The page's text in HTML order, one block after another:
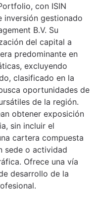
con ISIN
inversión gestionado
B.V. Su
del capital a
predominante en
excluyendo
clasificado en la
oportunidades de
de la región.
obtener exposición
sin incluir el
cartera compuesta
sede o actividad
Ofrece una vía
desarrollo de la